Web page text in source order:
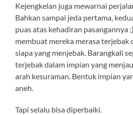
Kejengkelan juga mewarnai
Bahkan sampai jeda pertama,
puas atas kehadiran pasangannya
membuat mereka merasa terjebak
siapa yang menjebak. Barangkali
terjebak dalam impian yang
arah kesuraman. Bentuk impian
aneh.
Tapi selalu bisa diperbaiki.